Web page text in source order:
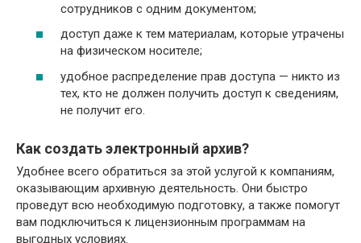
сотрудников с одним документом;
доступ даже к тем материалам, которые утрачены
на физическом носителе;
удобное распределение прав доступа — никто из
тех, кто не должен получить доступ к сведениям,
не получит его.
Как создать электронный архив?
Удобнее всего обратиться за этой услугой к компаниям,
оказывающим архивную деятельность. Они быстро
проведут всю необходимую подготовку, а также помогут
вам подключиться к лицензионным программам на
выгодных условиях.